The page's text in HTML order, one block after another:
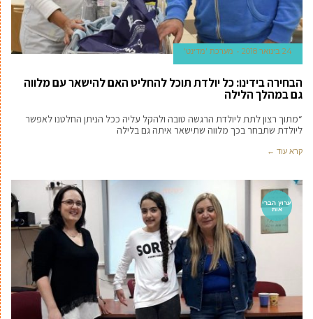
24 בינואר 2018 מערכת 'מדינט'
הבחירה בידינו: כל יולדת תוכל להחליט האם להישאר עם מלווה
גם במהלך הלילה
“מתוך רצון לתת ליולדת הרגשה טובה ולהקל עליה ככל הניתן החלטנו לאפשר
ליולדת שתבחר בכך מלווה שתישאר איתה גם בלילה
קרא עוד ←
ערוץ הברי
אות